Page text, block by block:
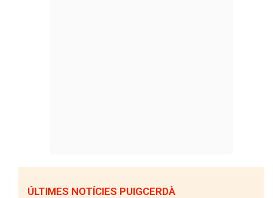
ÚLTIMES NOTÍCIES PUIGCERDÀ